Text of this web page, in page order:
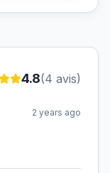
4.8(4 avis)
2 years ago